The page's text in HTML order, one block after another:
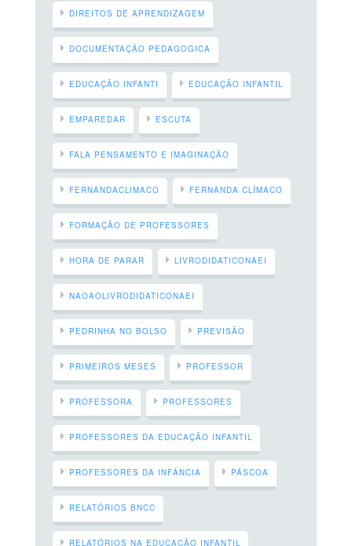
DIREITOS DE APRENDIZAGEM
DOCUMENTAÇÃO PEDAGOGICA
EDUCAÇÃO INFANTI EDUCAÇÃO INFANTIL
EMPAREDAR ESCUTA
FALA PENSAMENTO E IMAGINAÇÃO
FERNANDACLIMACO FERNANDA CLÍMACO
FORMAÇÃO DE PROFESSORES
HORA DE PARAR LIVRODIDATICONAEI
NAOAOLIVRODIDATICONAEI
PEDRINHA NO BOLSO PREVISÃO
PRIMEIROS MESES PROFESSOR
PROFESSORA PROFESSORES
PROFESSORES DA EDUCAÇÃO INFANTIL
PROFESSORES DA INFÂNCIA PÁSCOA
RELATÓRIOS BNCC
RELATÓRIOS NA EDUCAÇÃO INFANTIL